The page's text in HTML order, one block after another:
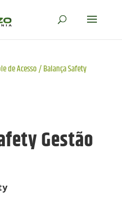
de Acesso/Balança Safety
Gestão